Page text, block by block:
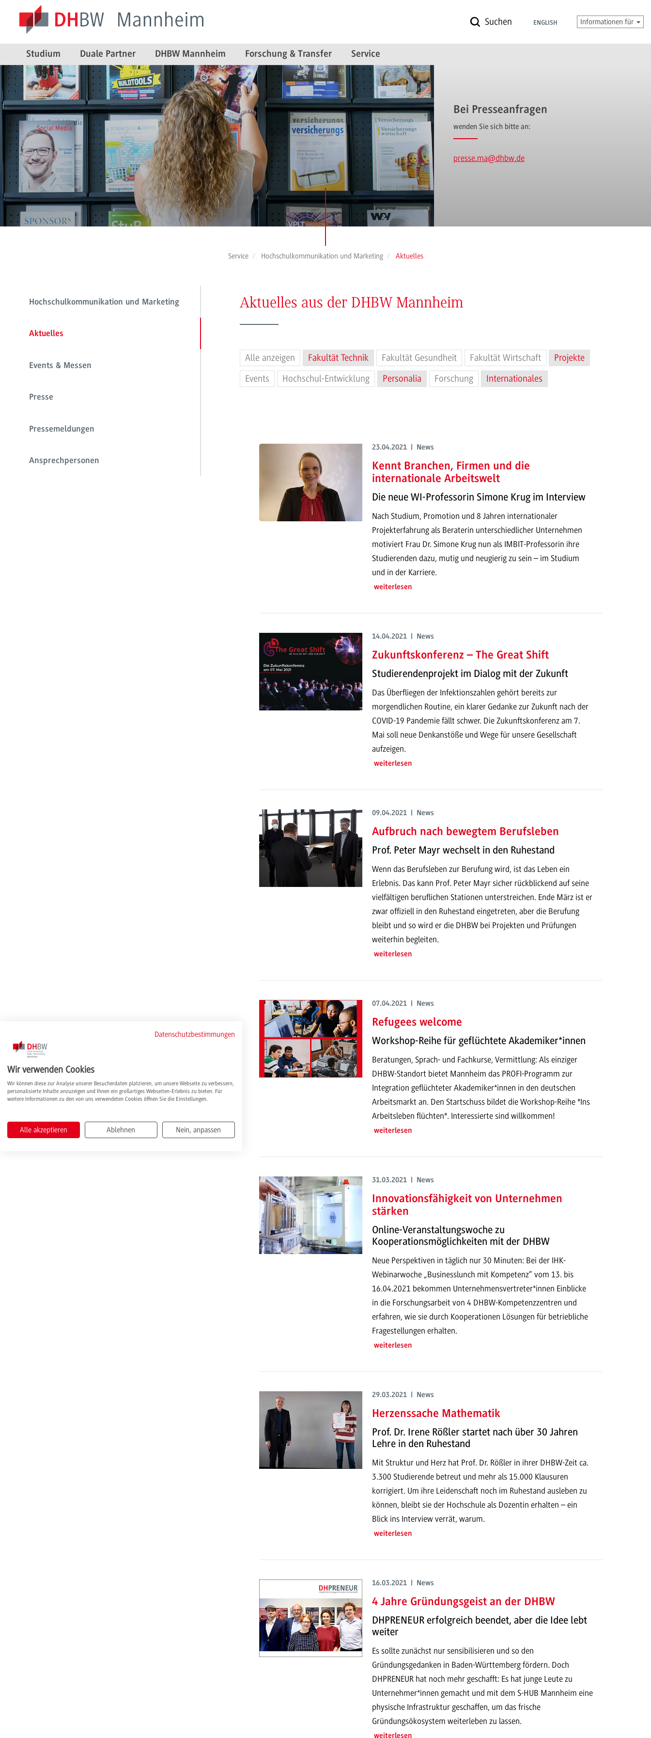
Suchen ENGLISH Informationen für
Studium Duale Partner DHBW Mannheim Forschung & Transfer Service
Bei Presseanfragen
wenden Sie sich bitte an:
presse.ma@dhbw.de
Service Hochschulkommunikation und Marketing Aktuelles
Hochschulkommunikation und Marketing
Aktuelles
Events & Messen
Presse
Pressemeldungen
Ansprechpersonen
Aktuelles aus der DHBW Mannheim
Alle anzeigen Fakultät Technik Fakultät Gesundheit Fakultät Wirtschaft
Projekte
Events
Hochschul-Entwicklung Personalia Forschung Internationales
23.04.2021 | News
Kennt Branchen, Firmen und die
internationale Arbeitswelt
Die neue WI-Professorin Simone Krug im Interview
Nach Studium, Promotion und 8 Jahren internationaler
Projekterfahrung als Beraterin unterschiedlicher Unternehmen
motiviert Frau Dr. Simone Krug nun als IMBIT-Professorin ihre
Studierenden dazu, mutig und neugierig zu sein – im Studium
und in der Karriere.
weiterlesen
14.04.2021 | News
Zukunftskonferenz – The Great Shift
Studierendenprojekt im Dialog mit der Zukunft
Das Überfliegen der Infektionszahlen gehört bereits zur
morgendlichen Routine, ein klarer Gedanke zur Zukunft nach der
COVID-19 Pandemie fällt schwer. Die Zukunftskonferenz am 7.
Mai soll neue Denkanstöße und Wege für unsere Gesellschaft
aufzeigen.
weiterlesen
09.04.2021 | News
Aufbruch nach bewegtem Berufsleben
Prof. Peter Mayr wechselt in den Ruhestand
Wenn das Berufsleben zur Berufung wird, ist das Leben ein
Erlebnis. Das kann Prof. Peter Mayr sicher rückblickend auf seine
vielfältigen beruflichen Stationen unterstreichen. Ende März ist er
zwar offiziell in den Ruhestand eingetreten, aber die Berufung
bleibt und so wird er die DHBW bei Projekten und Prüfungen
weiterhin begleiten.
weiterlesen
07.04.2021 | News
Refugees welcome
Workshop-Reihe für geflüchtete Akademiker*innen
Beratungen, Sprach- und Fachkurse, Vermittlung: Als einziger
DHBW-Standort bietet Mannheim das PROFI-Programm zur
Integration geflüchteter Akademiker*innen in den deutschen
Arbeitsmarkt an. Den Startschuss bildet die Workshop-Reihe "Ins
Arbeitsleben flüchten". Interessierte sind willkommen!
weiterlesen
31.03.2021 | News
Innovationsfähigkeit von Unternehmen
stärken
Online-Veranstaltungswoche zu
Kooperationsmöglichkeiten mit der DHBW
Neue Perspektiven in täglich nur 30 Minuten: Bei der IHK-
Webinarwoche „Businesslunch mit Kompetenz“ vom 13. bis
16.04.2021 bekommen Unternehmensvertreter*innen Einblicke
in die Forschungsarbeit von 4 DHBW-Kompetenzzentren und
erfahren, wie sie durch Kooperationen Lösungen für betriebliche
Fragestellungen erhalten.
weiterlesen
29.03.2021 | News
Herzenssache Mathematik
Prof. Dr. Irene Rößler startet nach über 30 Jahren
Lehre in den Ruhestand
Mit Struktur und Herz hat Prof. Dr. Rößler in ihrer DHBW-Zeit ca.
3.300 Studierende betreut und mehr als 15.000 Klausuren
korrigiert. Um ihre Leidenschaft noch im Ruhestand ausleben zu
können, bleibt sie der Hochschule als Dozentin erhalten – ein
Blick ins Interview verrät, warum.
weiterlesen
16.03.2021 | News
4 Jahre Gründungsgeist an der DHBW
DHPRENEUR erfolgreich beendet, aber die Idee lebt
weiter
Es sollte zunächst nur sensibilisieren und so den
Gründungsgedanken in Baden-Württemberg fördern. Doch
DHPRENEUR hat noch mehr geschafft: Es hat junge Leute zu
Unternehmer*innen gemacht und mit dem S-HUB Mannheim eine
physische Infrastruktur geschaffen, um das frische
Gründungsökosystem weiterleben zu lassen.
weiterlesen
Datenschutzbestimmungen
Wir verwenden Cookies
Wir können diese zur Analyse unserer Besucherdaten platzieren, um unsere Webseite zu verbessern,
personalisierte Inhalte anzuzeigen und Ihnen ein großartiges Webseiten-Erlebnis zu bieten. Für
weitere Informationen zu den von uns verwendeten Cookies öffnen Sie die Einstellungen.
Alle akzeptieren Ablehnen Nein, anpassen